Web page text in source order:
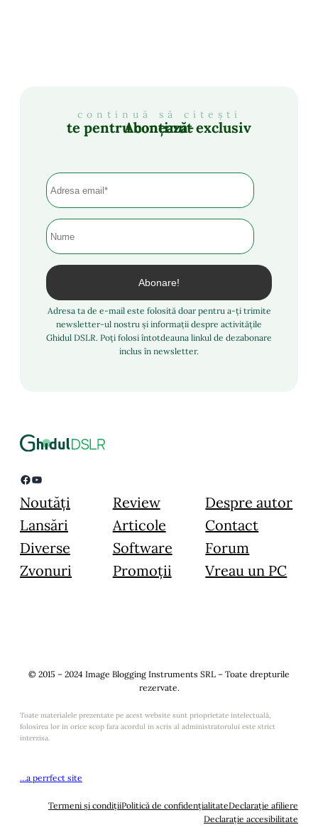
continuă să citești
Abonează-te pentru conținut exclusiv
Adresa ta de e-mail este folosită doar pentru a-ți trimite
newsletter-ul nostru și informații despre activitățile
Ghidul DSLR. Poți folosi întotdeauna linkul de dezabonare
inclus în newsletter.
Facebook YouTube
Noutăți
Lansări
Diverse
Zvonuri
Review
Articole
Software
Promoții
Despre autor
Contact
Forum
Vreau un PC
© 2015 – 2024 Image Blogging Instruments SRL – Toate drepturile
rezervate.
Toate materialele prezentate pe acest website sunt prioprietate intelectuală,
folosirea lor in orice scop fara acordul in scris al administratorului este strict
interzisa.
…a perrfect site
Termeni și condițiiPolitică de confidențialitateDeclarație afiliere
Declarație accesibilitate